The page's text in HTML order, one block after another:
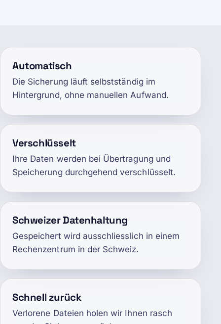
Automatisch
Die Sicherung läuft selbstständig im
Hintergrund, ohne manuellen Aufwand.
Verschlüsselt
Ihre Daten werden bei Übertragung und
Speicherung durchgehend verschlüsselt.
Schweizer Datenhaltung
Gespeichert wird ausschliesslich in einem
Rechenzentrum in der Schweiz.
Schnell zurück
Verlorene Dateien holen wir Ihnen rasch